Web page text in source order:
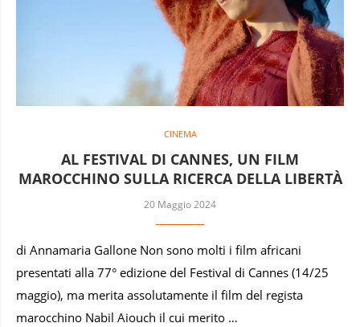
CINEMA
AL FESTIVAL DI CANNES, UN FILM
MAROCCHINO SULLA RICERCA DELLA LIBERTÀ
20 Maggio 2024
di Annamaria Gallone Non sono molti i film africani
presentati alla 77° edizione del Festival di Cannes (14/25
maggio), ma merita assolutamente il film del regista
marocchino Nabil Aiouch il cui merito …